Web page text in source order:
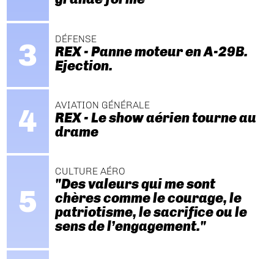
DÉFENSE
REX - Panne moteur en A-29B.
Ejection.
AVIATION GÉNÉRALE
REX - Le show aérien tourne au
drame
CULTURE AÉRO
"Des valeurs qui me sont
chères comme le courage, le
patriotisme, le sacrifice ou le
sens de l’engagement."